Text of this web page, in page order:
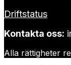
Driftstatus
Kontakta oss:
Alla rättigheter